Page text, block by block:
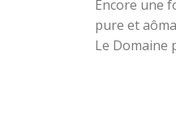
Encore une
pure et
Le Domaine